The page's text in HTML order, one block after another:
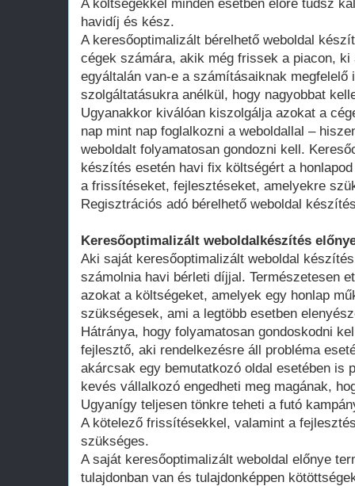
A költségekkel minden esetben előre tudsz
havidíj és kész.
A keresőoptimalizált bérelhető weboldal
cégek számára, akik még frissek a piacon, ki
egyáltalán van-e a számításaiknak megfelelő
szolgáltatásukra anélkül, hogy nagyobbat
Ugyanakkor kiválóan kiszolgálja azokat a
nap mint nap foglalkozni a weboldallal –
weboldalt folyamatosan gondozni kell.
készítés esetén havi fix költségért a
a frissítéseket, fejlesztéseket, amelyekre
Regisztrációs adó bérelhető weboldal
Keresőoptimalizált weboldalkészítés
Aki saját keresőoptimalizált weboldal
számolnia havi bérleti díjjal. Természetesen
azokat a költségeket, amelyek egy honlap
szükségesek, ami a legtöbb esetben
Hátránya, hogy folyamatosan gondoskodni
fejlesztő, aki rendelkezésre áll probléma
akárcsak egy bemutatkozó oldal esetében is
kevés vállalkozó engedheti meg magának,
Ugyanígy teljesen tönkre teheti a futó
A kötelező frissítésekkel, valamint a
szükséges.
A saját keresőoptimalizált weboldal előnye
tulajdonban van és tulajdonképpen